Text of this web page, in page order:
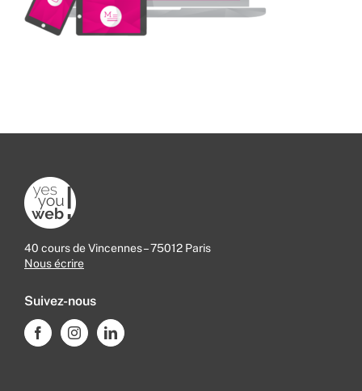
40 cours de Vincennes – 75012 Paris
Nous écrire
Suivez-nous